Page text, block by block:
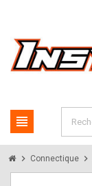
view_headline
chevron_right Connectique chevron_right